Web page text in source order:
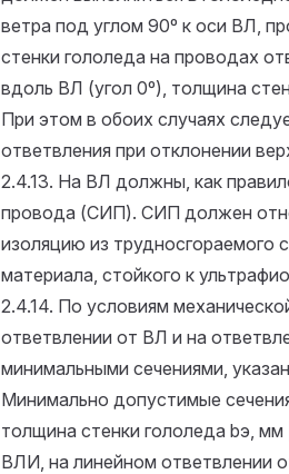
ветра под углом 90º к оси ВЛ,
стенки гололеда на проводах
вдоль ВЛ (угол 0º), толщина
При этом в обоих случаях
ответвления при отклонении
2.4.13. На ВЛ должны, как
провода (СИП). СИП должен
изоляцию из трудносгораемого
материала, стойкого к
2.4.14. По условиям
ответвлении от ВЛ и на
минимальными сечениями,
Минимально допустимые
толщина стенки гололеда bэ,
ВЛИ, на линейном ответвлении